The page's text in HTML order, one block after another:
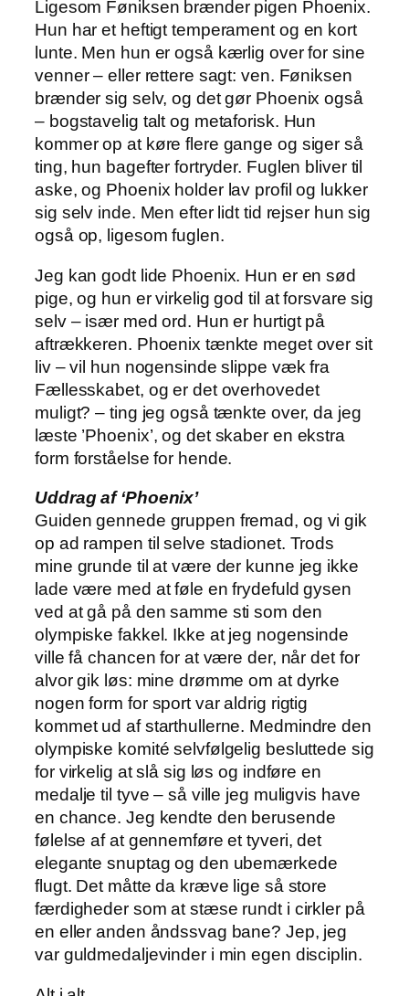
Ligesom Føniksen brænder pigen Phoenix.
Hun har et heftigt temperament og en kort
lunte. Men hun er også kærlig over for sine
venner – eller rettere sagt: ven. Føniksen
brænder sig selv, og det gør Phoenix også
– bogstavelig talt og metaforisk. Hun
kommer op at køre flere gange og siger så
ting, hun bagefter fortryder. Fuglen bliver til
aske, og Phoenix holder lav profil og lukker
sig selv inde. Men efter lidt tid rejser hun sig
også op, ligesom fuglen.
Jeg kan godt lide Phoenix. Hun er en sød
pige, og hun er virkelig god til at forsvare sig
selv – især med ord. Hun er hurtigt på
aftrækkeren. Phoenix tænkte meget over sit
liv – vil hun nogensinde slippe væk fra
Fællesskabet, og er det overhovedet
muligt? – ting jeg også tænkte over, da jeg
læste ’Phoenix’, og det skaber en ekstra
form forståelse for hende.
Uddrag af ‘Phoenix’
Guiden gennede gruppen fremad, og vi gik
op ad rampen til selve stadionet. Trods
mine grunde til at være der kunne jeg ikke
lade være med at føle en frydefuld gysen
ved at gå på den samme sti som den
olympiske fakkel. Ikke at jeg nogensinde
ville få chancen for at være der, når det for
alvor gik løs: mine drømme om at dyrke
nogen form for sport var aldrig rigtig
kommet ud af starthullerne. Medmindre den
olympiske komité selvfølgelig besluttede sig
for virkelig at slå sig løs og indføre en
medalje til tyve – så ville jeg muligvis have
en chance. Jeg kendte den berusende
følelse af at gennemføre et tyveri, det
elegante snuptag og den ubemærkede
flugt. Det måtte da kræve lige så store
færdigheder som at stæse rundt i cirkler på
en eller anden åndssvag bane? Jep, jeg
var guldmedaljevinder i min egen disciplin.